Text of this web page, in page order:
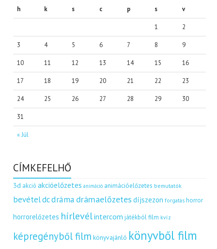
h
k s c p s v
« Júl
1 2
3 4 5 6 7 8 9
10 11 12 13 14 15 16
17 18 19 20 21 22 23
24 25 26 27 28 29 30
31
CÍMKEFELHŐ
3d akció akcióelőzetes animáció animációelőzetes bemutatók
bevételdcdráma drámaelőzetes díjszezon forgatás horror
horrorelőzetes hírlevélintercom játékból film kvíz
képregényből film könyvajánló könyvből film